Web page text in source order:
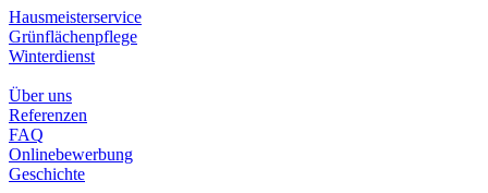
Hausmeisterservice
Grünflächenpflege
Winterdienst
Über uns
Referenzen
FAQ
Onlinebewerbung
Geschichte